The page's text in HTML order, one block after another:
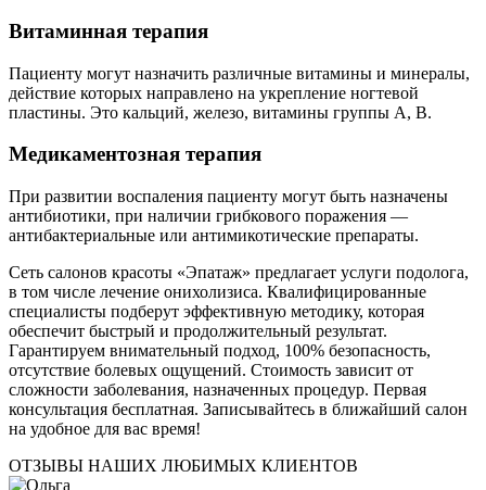
Витаминная терапия
Пациенту могут назначить различные витамины и минералы,
действие которых направлено на укрепление ногтевой
пластины. Это кальций, железо, витамины группы A, B.
Медикаментозная терапия
При развитии воспаления пациенту могут быть назначены
антибиотики, при наличии грибкового поражения —
антибактериальные или антимикотические препараты.
Сеть салонов красоты «Эпатаж» предлагает услуги подолога,
в том числе лечение онихолизиса. Квалифицированные
специалисты подберут эффективную методику, которая
обеспечит быстрый и продолжительный результат.
Гарантируем внимательный подход, 100% безопасность,
отсутствие болевых ощущений. Стоимость зависит от
сложности заболевания, назначенных процедур. Первая
консультация бесплатная. Записывайтесь в ближайший салон
на удобное для вас время!
ОТЗЫВЫ НАШИХ ЛЮБИМЫХ КЛИЕНТОВ